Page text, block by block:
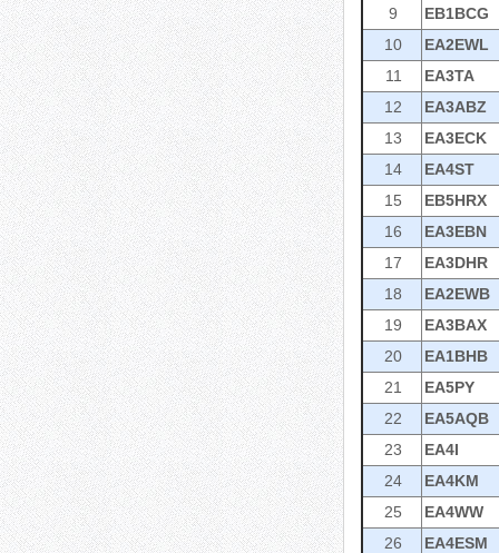
9
EB1BCG
10
EA2EWL
11
EA3TA
12
EA3ABZ
13
EA3ECK
14
EA4ST
15
EB5HRX
16
EA3EBN
17
EA3DHR
18
EA2EWB
19
EA3BAX
20
EA1BHB
21
EA5PY
22
EA5AQB
23
EA4I
24
EA4KM
25
EA4WW
26
EA4ESM